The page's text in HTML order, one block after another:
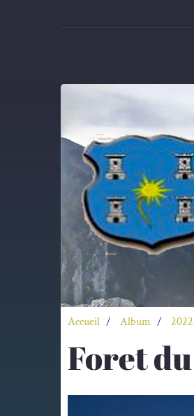
Accueil Album 2022
Foret